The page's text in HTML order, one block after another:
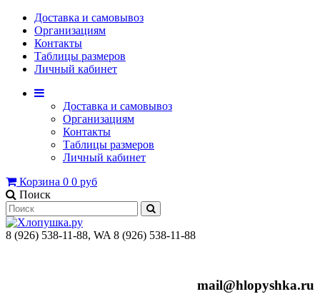
Доставка и самовывоз
Организациям
Контакты
Таблицы размеров
Личный кабинет
Доставка и самовывоз
Организациям
Контакты
Таблицы размеров
Личный кабинет
Корзина 0 0 руб
Поиск
8 (926) 538-11-88, WA 8 (926) 538-11-88
mail@hlopyshka.ru